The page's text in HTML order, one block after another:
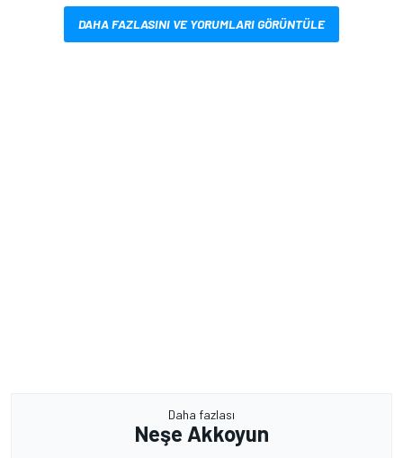
DAHA FAZLASINI VE YORUMLARI GÖRÜNTÜLE
Daha fazlası
Neşe Akkoyun